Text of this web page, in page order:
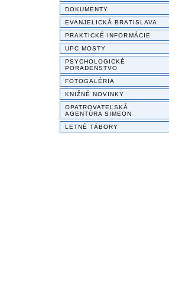
DOKUMENTY
EVANJELICKÁ BRATISLAVA
PRAKTICKÉ INFORMÁCIE
UPC MOSTY
PSYCHOLOGICKÉ
PORADENSTVO
FOTOGALÉRIA
KNIŽNÉ NOVINKY
OPATROVATEĽSKÁ
AGENTÚRA SIMEON
LETNÉ TÁBORY